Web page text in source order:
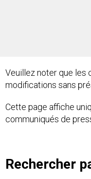
Veuillez noter que les
modifications sans
Cette page affiche
communiqués de
Rechercher